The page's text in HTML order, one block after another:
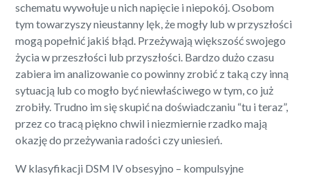
schematu wywołuje u nich napięcie i niepokój. Osobom
tym towarzyszy nieustanny lęk, że mogły lub w przyszłości
mogą popełnić jakiś błąd. Przeżywają większość swojego
życia w przeszłości lub przyszłości. Bardzo dużo czasu
zabiera im analizowanie co powinny zrobić z taką czy inną
sytuacją lub co mogło być niewłaściwego w tym, co już
zrobiły. Trudno im się skupić na doświadczaniu “tu i teraz”,
przez co tracą piękno chwil i niezmiernie rzadko mają
okazję do przeżywania radości czy uniesień.
W klasyfikacji DSM IV obsesyjno – kompulsyjne